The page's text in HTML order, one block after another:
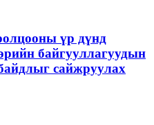
үр дүнд
байгууллагуудын
сайжруулах